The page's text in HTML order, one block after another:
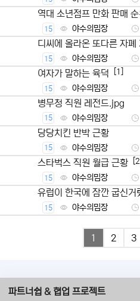
역대 소년점프 만화 판매 순
15 야수의밈장
디씨에 올라온 또다른 자폐
15 야수의밈장
여자가 말하는 육덕 [1]
15 야수의밈장
병무청 직원 레전드.jpg
15 야수의밈장
당당치킨 반박 근황
15 야수의밈장
스타벅스 직원 월급 근황 [2]
15 야수의밈장
유럽이 한국에 잠깐 굽신거
15 야수의밈장
1 2 3
파트너쉽 & 협업 프로젝트